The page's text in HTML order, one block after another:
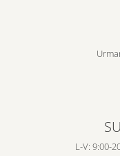
L-V: 9:00-